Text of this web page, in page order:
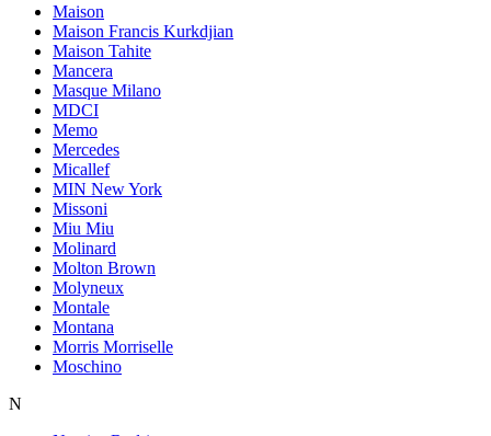
Maison
Maison Francis Kurkdjian
Maison Tahite
Mancera
Masque Milano
MDCI
Memo
Mercedes
Micallef
MIN New York
Missoni
Miu Miu
Molinard
Molton Brown
Molyneux
Montale
Montana
Morris Morriselle
Moschino
N